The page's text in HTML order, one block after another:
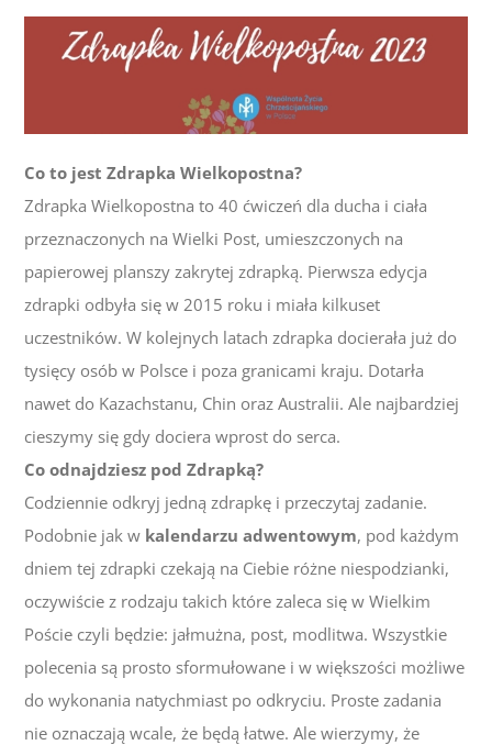
Co to jest Zdrapka Wielkopostna?
Zdrapka Wielkopostna to 40 ćwiczeń dla ducha i ciała
przeznaczonych na Wielki Post, umieszczonych na
papierowej planszy zakrytej zdrapką. Pierwsza edycja
zdrapki odbyła się w 2015 roku i miała kilkuset
uczestników. W kolejnych latach zdrapka docierała już do
tysięcy osób w Polsce i poza granicami kraju. Dotarła
nawet do Kazachstanu, Chin oraz Australii. Ale najbardziej
cieszymy się gdy dociera wprost do serca.
Co odnajdziesz pod Zdrapką?
Codziennie odkryj jedną zdrapkę i przeczytaj zadanie.
Podobnie jak w kalendarzu adwentowym, pod każdym
dniem tej zdrapki czekają na Ciebie różne niespodzianki,
oczywiście z rodzaju takich które zaleca się w Wielkim
Poście czyli będzie: jałmużna, post, modlitwa. Wszystkie
polecenia są prosto sformułowane i w większości możliwe
do wykonania natychmiast po odkryciu. Proste zadania
nie oznaczają wcale, że będą łatwe. Ale wierzymy, że